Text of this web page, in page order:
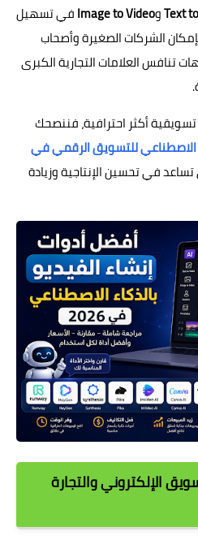
TextوImage to Videoفي تسهيل
الشركات الصغيرة وأصحاب
تنافس العلامات التجارية الكبرى
أكثر احترافية، فننصحك
الاصطناعي للتسويق الرقمي في
في تحسين الإنتاجية وزيادة
الإلكتروني والتجارة